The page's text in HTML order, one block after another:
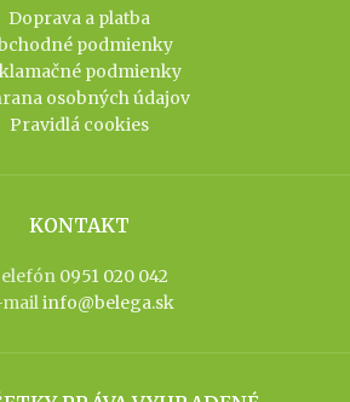
Doprava a platba
podmienky
podmienky
osobných údajov
Pravidlá cookies
KONTAKT
0951 020 042
mailinfo@belega.sk